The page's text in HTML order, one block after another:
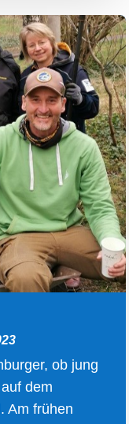
ob jung
dem
Am frühen